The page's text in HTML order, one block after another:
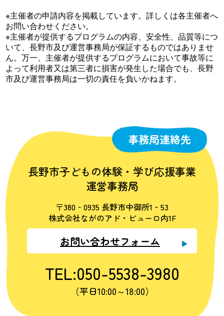
※主催者の申請内容を掲載しています。詳しくは各主催者へ
お問い合わせください。
※主催者が提供するプログラムの内容、安全性、品質等につ
いて、長野市及び運営事務局が保証するものではありませ
ん。万一、主催者が提供するプログラムにおいて事故等に
よって利用者又は第三者に損害が発生した場合でも、長野
市及び運営事務局は一切の責任を負いかねます。
事務局連絡先
長野市子どもの体験・学び応援事業
運営事務局
〒380‐0935 長野市中御所1‐53
株式会社ながのアド・ビューロ内1F
お問い合わせフォーム
TEL:050-5538-3980
（平日10:00～18:00）